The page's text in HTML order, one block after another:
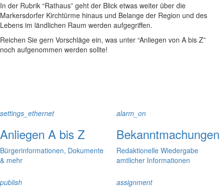
In der Rubrik “Rathaus” geht der Blick etwas weiter über die
Markersdorfer Kirchtürme hinaus und Belange der Region und des
Lebens im ländlichen Raum werden aufgegriffen.
Reichen Sie gern Vorschläge ein, was unter “Anliegen von A bis Z”
noch aufgenommen werden sollte!
settings_ethernet
Anliegen A bis Z
Bürgerinformationen, Dokumente
& mehr
alarm_on
Bekanntmachungen
Redaktionelle Wiedergabe
amtlicher Informationen
publish assignment